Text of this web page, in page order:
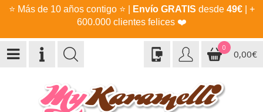
⭐ Más de 10 años contigo ⭐ Envío GRATIS desde 49€| +
600.000 clientes felices ❤️
0
0,00€